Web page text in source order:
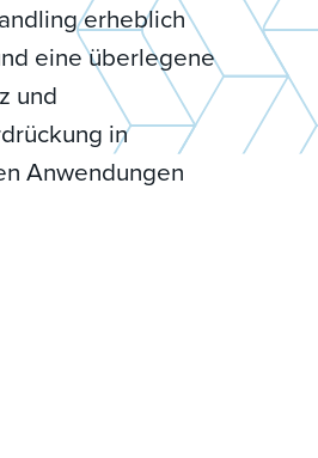
erheblich
eine überlegene
und
in
Anwendungen